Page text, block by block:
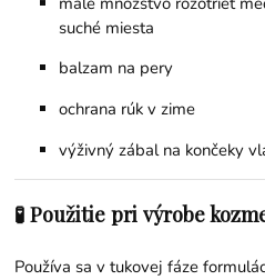
suché miesta
balzam na pery
ochrana rúk v zime
výživný zábal na končeky
🧪 Použitie pri výrobe
Používa sa v tukovej fáze